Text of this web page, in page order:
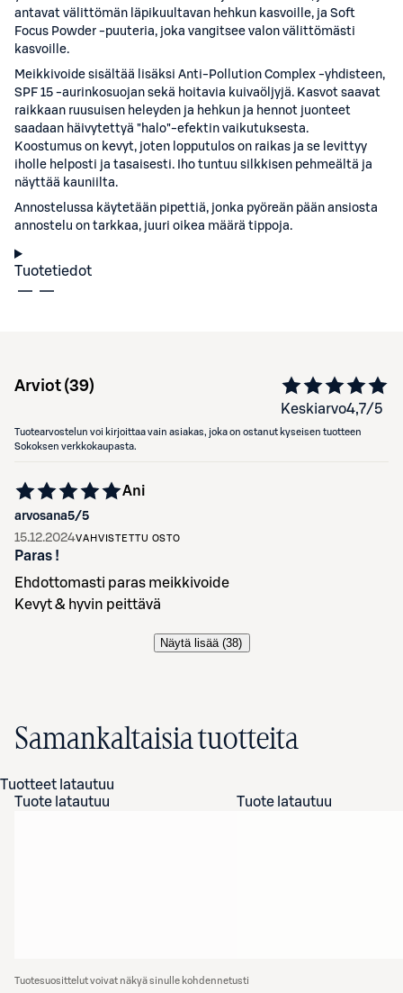
antavat välittömän läpikuultavan hehkun kasvoille, ja Soft
Focus Powder -puuteria, joka vangitsee valon välittömästi
kasvoille.
Meikkivoide sisältää lisäksi Anti-Pollution Complex -yhdisteen,
SPF 15 -aurinkosuojan sekä hoitavia kuivaöljyjä. Kasvot saavat
raikkaan ruusuisen heleyden ja hehkun ja hennot juonteet
saadaan häivytettyä "halo"-efektin vaikutuksesta.
Koostumus on kevyt, joten lopputulos on raikas ja se levittyy
iholle helposti ja tasaisesti. Iho tuntuu silkkisen pehmeältä ja
näyttää kauniilta.
Annostelussa käytetään pipettiä, jonka pyöreän pään ansiosta
annostelu on tarkkaa, juuri oikea määrä tippoja.
Tuotetiedot
Arviot (39)
Keskiarvo4,7/5
Tuotearvostelun voi kirjoittaa vain asiakas, joka on ostanut kyseisen tuotteen
Sokoksen verkkokaupasta.
arvosana5/5
Ani
15.12.2024VAHVISTETTU OSTO
Paras !
Ehdottomasti paras meikkivoide
Kevyt & hyvin peittävä
Näytä lisää (38)
Samankaltaisia tuotteita
Tuotteet latautuu
Tuote latautuu
Tuote latautuu
Tuotesuosittelut voivat näkyä sinulle kohdennetusti